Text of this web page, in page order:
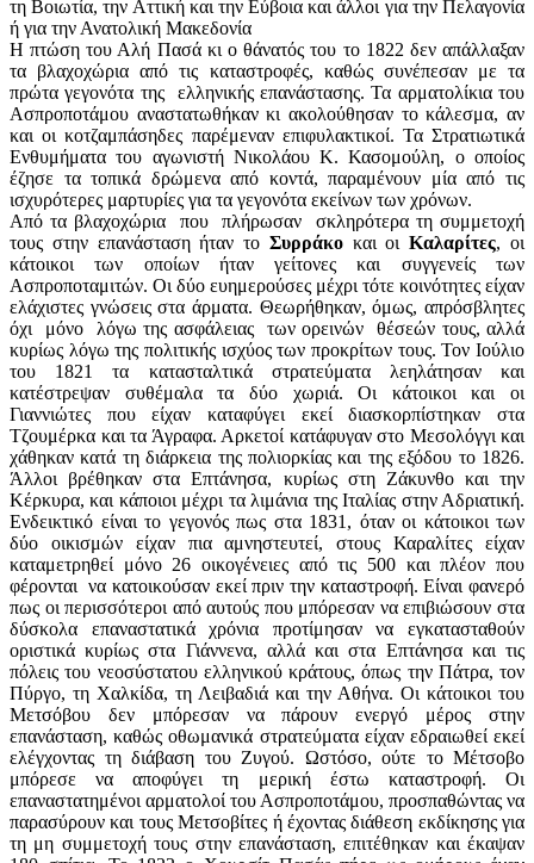
τη Βοιωτία, την Αττική και την Εύβοια και άλλοι για την Πελαγονία
ή για την Ανατολική Μακεδονία
Η πτώση του Αλή Πασά κι ο θάνατός του το 1822 δεν απάλλαξαν
τα βλαχοχώρια από τις καταστροφές, καθώς συνέπεσαν με τα
πρώτα γεγονότα της ελληνικής επανάστασης. Τα αρματολίκια του
Ασπροποτάμου αναστατωθήκαν κι ακολούθησαν το κάλεσμα, αν
και οι κοτζαμπάσηδες παρέμεναν επιφυλακτικοί. Τα Στρατιωτικά
Ενθυμήματα του αγωνιστή Νικολάου Κ. Κασομούλη, ο οποίος
έζησε τα τοπικά δρώμενα από κοντά, παραμένουν μία από τις
ισχυρότερες μαρτυρίες για τα γεγονότα εκείνων των χρόνων.
Από τα βλαχοχώρια που πλήρωσαν σκληρότερα τη συμμετοχή
τους στην επανάσταση ήταν το Συρράκοκαι οιΚαλαρίτες, οι
κάτοικοι των οποίων ήταν γείτονες και συγγενείς των
Ασπροποταμιτών. Οι δύο ευημερούσες μέχρι τότε κοινότητες είχαν
ελάχιστες γνώσεις στα άρματα. Θεωρήθηκαν, όμως, απρόσβλητες
όχι μόνο λόγω της ασφάλειας των ορεινών θέσεών τους, αλλά
κυρίως λόγω της πολιτικής ισχύος των προκρίτων τους. Τον Ιούλιο
του 1821 τα κατασταλτικά στρατεύματα λεηλάτησαν και
κατέστρεψαν συθέμαλα τα δύο χωριά. Οι κάτοικοι και οι
Γιαννιώτες που είχαν καταφύγει εκεί διασκορπίστηκαν στα
Τζουμέρκα και τα Άγραφα. Αρκετοί κατάφυγαν στο Μεσολόγγι και
χάθηκαν κατά τη διάρκεια της πολιορκίας και της εξόδου το 1826.
Άλλοι βρέθηκαν στα Επτάνησα, κυρίως στη Ζάκυνθο και την
Κέρκυρα, και κάποιοι μέχρι τα λιμάνια της Ιταλίας στην Αδριατική.
Ενδεικτικό είναι το γεγονός πως στα 1831, όταν οι κάτοικοι των
δύο οικισμών είχαν πια αμνηστευτεί, στους Καραλίτες είχαν
καταμετρηθεί μόνο 26 οικογένειες από τις 500 και πλέον που
φέρονται να κατοικούσαν εκεί πριν την καταστροφή. Είναι φανερό
πως οι περισσότεροι από αυτούς που μπόρεσαν να επιβιώσουν στα
δύσκολα επαναστατικά χρόνια προτίμησαν να εγκατασταθούν
οριστικά κυρίως στα Γιάννενα, αλλά και στα Επτάνησα και τις
πόλεις του νεοσύστατου ελληνικού κράτους, όπως την Πάτρα, τον
Πύργο, τη Χαλκίδα, τη Λειβαδιά και την Αθήνα. Οι κάτοικοι του
Μετσόβου δεν μπόρεσαν να πάρουν ενεργό μέρος στην
επανάσταση, καθώς οθωμανικά στρατεύματα είχαν εδραιωθεί εκεί
ελέγχοντας τη διάβαση του Ζυγού. Ωστόσο, ούτε το Μέτσοβο
μπόρεσε να αποφύγει τη μερική έστω καταστροφή. Οι
επαναστατημένοι αρματολοί του Ασπροποτάμου, προσπαθώντας να
παρασύρουν και τους Μετσοβίτες ή έχοντας διάθεση εκδίκησης για
τη μη συμμετοχή τους στην επανάσταση, επιτέθηκαν και έκαψαν